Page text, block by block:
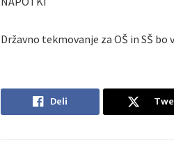
Državno tekmovanje za OŠ in SŠ bo
Deli